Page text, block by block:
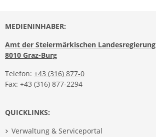
MEDIENINHABER:
Amt der Steiermärkischen Landesregierung
8010 Graz-Burg
Telefon: +43 (316) 877-0
Fax: +43 (316) 877-2294
QUICKLINKS:
Verwaltung & Serviceportal